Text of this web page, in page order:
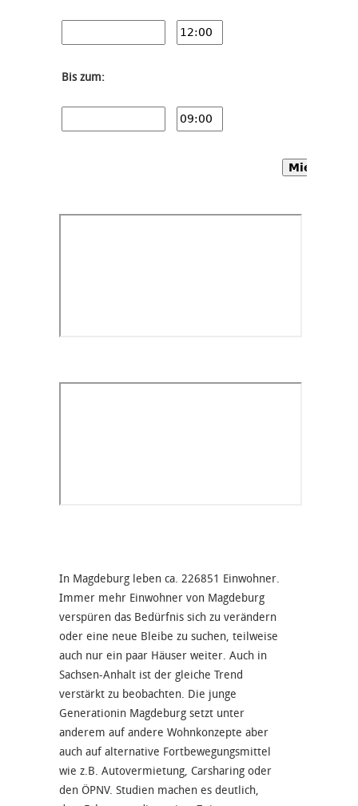
Bis zum:
In Magdeburg leben ca. 226851 Einwohner.
Immer mehr Einwohner von Magdeburg
verspüren das Bedürfnis sich zu verändern
oder eine neue Bleibe zu suchen, teilweise
auch nur ein paar Häuser weiter. Auch in
Sachsen-Anhalt ist der gleiche Trend
verstärkt zu beobachten. Die junge
Generationin Magdeburg setzt unter
anderem auf andere Wohnkonzepte aber
auch auf alternative Fortbewegungsmittel
wie z.B. Autovermietung, Carsharing oder
den ÖPNV. Studien machen es deutlich,